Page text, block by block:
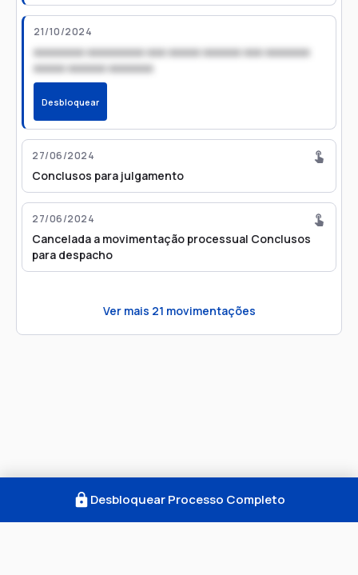
21/10/2024
xxxxxxxx xxxxxxxxx xxx xxxxx xxxxxx xxx xxxxxxx
xxxxx xxxxxx xxxxxxx
Desbloquear
27/06/2024
Conclusos para julgamento
27/06/2024
Cancelada a movimentação processual Conclusos
para despacho
Ver mais 21 movimentações
Desbloquear Processo Completo